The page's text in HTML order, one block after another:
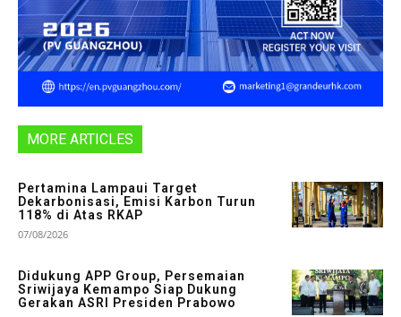
MORE ARTICLES
Pertamina Lampaui Target
Dekarbonisasi, Emisi Karbon Turun
118% di Atas RKAP
07/08/2026
Didukung APP Group, Persemaian
Sriwijaya Kemampo Siap Dukung
Gerakan ASRI Presiden Prabowo